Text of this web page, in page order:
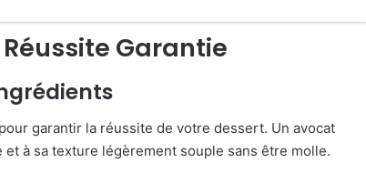
Garantie
pour garantir la réussite de votre dessert. Un avocat
à sa texture légèrement souple sans être molle.